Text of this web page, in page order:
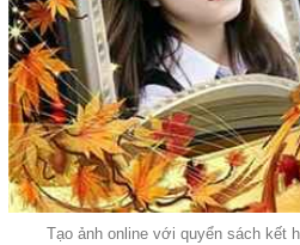
Tạo ảnh online với quyển sách kết